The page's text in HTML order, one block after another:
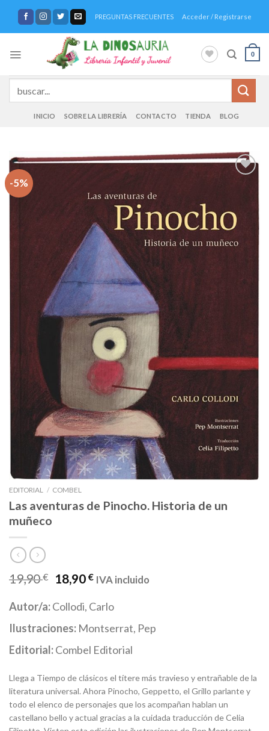
contenido
PREGUNTAS FRECUENTES Acceder / Registrarse
0
INICIO SOBRE LA LIBRERÍA CONTACTO TIENDA BLOG
-5%
deseos
EDITORIAL / COMBEL
Las aventuras de Pinocho. Historia de un
muñeco
19,90€ 18,90€ IVA incluido
Autor/a:Collodi, Carlo
Ilustraciones: Montserrat, Pep
Editorial:Combel Editorial
Llega a Tiempo de clásicos el títere más travieso y entrañable de la
literatura universal. Ahora Pinocho, Geppetto, el Grillo parlante y
todo el elenco de personajes que los acompañan hablan un
castellano bello y actual gracias a la cuidada traducción de Celia